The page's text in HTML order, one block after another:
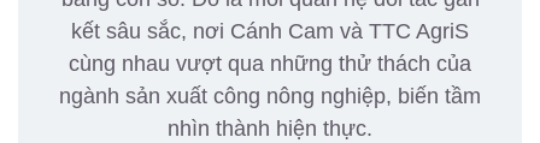
kết sâu sắc, nơi Cánh Cam và TTC AgriS
cùng nhau vượt qua những thử thách của
ngành sản xuất công nông nghiệp, biến tầm
nhìn thành hiện thực.